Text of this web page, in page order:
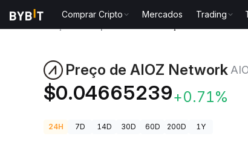
Comprar Cripto Mercados Trading
Preço de AIOZ Network
$0.04665239+0.71%
24H 7D 14D 30D 60D 200D 1Y